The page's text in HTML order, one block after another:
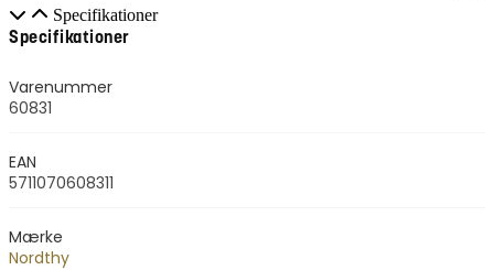
Specifikationer
Specifikationer
Varenummer
60831
EAN
5711070608311
Mærke
Nordthy